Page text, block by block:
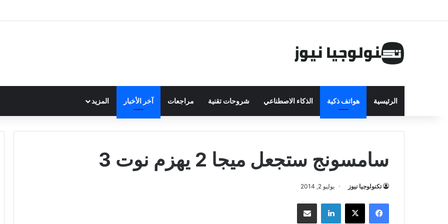
الرئيسية هواتف ذكية الذكاء الاصطناعي شروحات تقنية مراجعات آخر الأخبار المزيد
سامسونج ستجعل ميجا 2 يهزم نوت 3
تكنولوجيا نيوز يوليو 2, 2014
فيسبوك ‫X لينكدإن مشاركة بالبريد الإلكتروني